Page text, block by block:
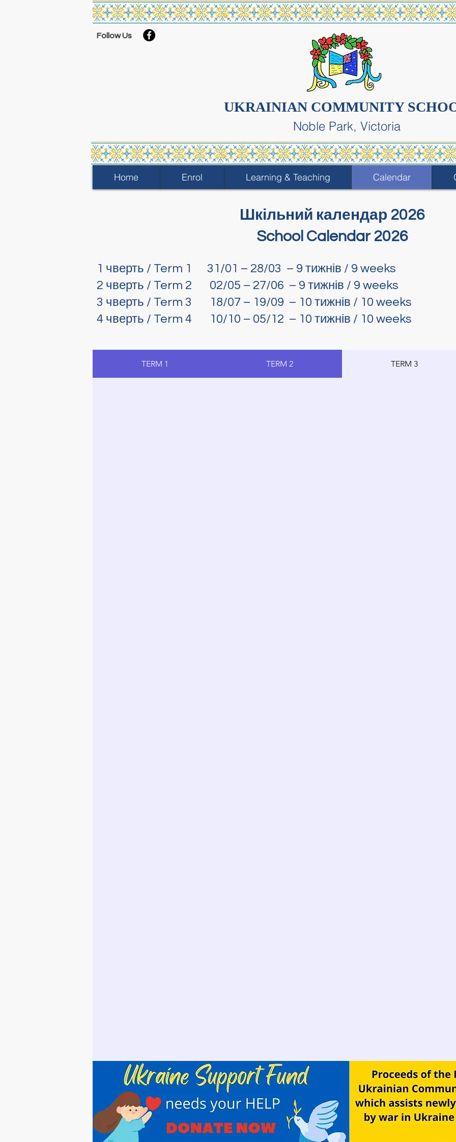
Follow Us
UKRAINIAN COMMUNITY
Noble Park, Victoria
Home Enrol Learning & Teaching Calendar
Шкільний календар 2026
School Calendar 2026
1 чверть / Term 1 31/01 – 28/03 – 9 тижнів / 9 weeks
2 чверть / Term 2 02/05 – 27/06 – 9 тижнів / 9 weeks
3 чверть / Term 3 18/07 – 19/09 – 10 тижнів / 10 weeks
4 чверть / Term 4 10/10 – 05/12 – 10 тижнів / 10 weeks
TERM 1 TERM 2 TERM 3